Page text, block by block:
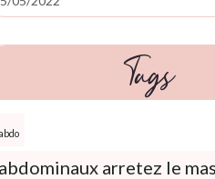
Tags
arretez le